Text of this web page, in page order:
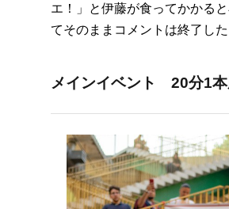
エ！」と伊藤が食ってかかる
てそのままコメントは終了し
メインイベント 20分1本